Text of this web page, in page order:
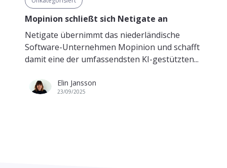
Mopinion schließt sich Netigate an
Netigate übernimmt das niederländische
Software-Unternehmen Mopinion und schafft
damit eine der umfassendsten KI-gestützten...
Elin Jansson
23/09/2025